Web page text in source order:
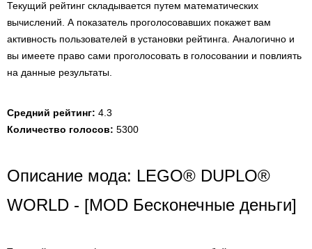
Текущий рейтинг складывается путем математических
вычислений. А показатель проголосовавших покажет вам
активность пользователей в установки рейтинга. Аналогично и
вы имеете право сами проголосовать в голосовании и повлиять
на данные результаты.
Средний рейтинг: 4.3
Количество голосов: 5300
Описание мода: LEGO® DUPLO®
WORLD - [MOD Бесконечные деньги]